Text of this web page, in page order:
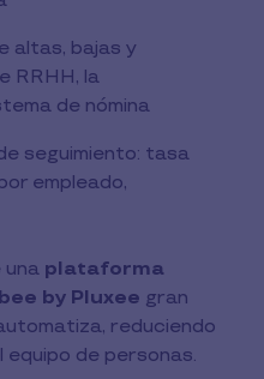
altas, bajas y
RRHH, la
de nómina
seguimiento: tasa
empleado,
una plataforma
by Pluxee gran
reduciendo
de personas.